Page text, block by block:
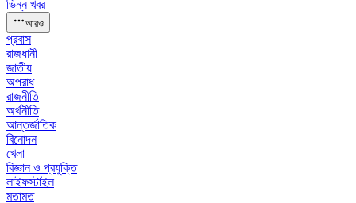
ভিন্ন খবর
আরও
প্রবাস
রাজধানী
জাতীয়
অপরাধ
রাজনীতি
অর্থনীতি
আন্তর্জাতিক
বিনোদন
খেলা
বিজ্ঞান ও প্রযুক্তি
লাইফস্টাইল
মতামত